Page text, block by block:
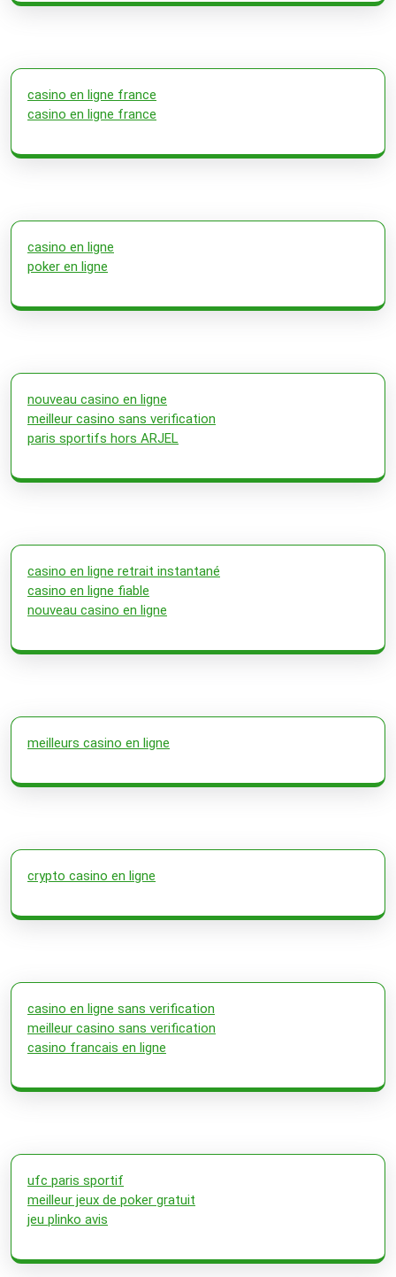
casino en ligne france
casino en ligne france
casino en ligne
poker en ligne
nouveau casino en ligne
meilleur casino sans verification
paris sportifs hors ARJEL
casino en ligne retrait instantané
casino en ligne fiable
nouveau casino en ligne
meilleurs casino en ligne
crypto casino en ligne
casino en ligne sans verification
meilleur casino sans verification
casino francais en ligne
ufc paris sportif
meilleur jeux de poker gratuit
jeu plinko avis